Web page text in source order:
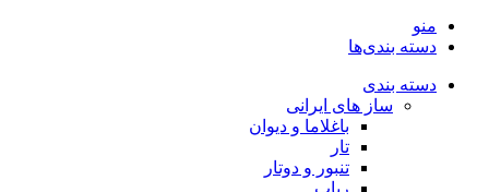
منو
دسته بندی‌ها
دسته بندی
ساز های ایرانی
باغلاما و دیوان
تار
تنبور و دوتار
رباب